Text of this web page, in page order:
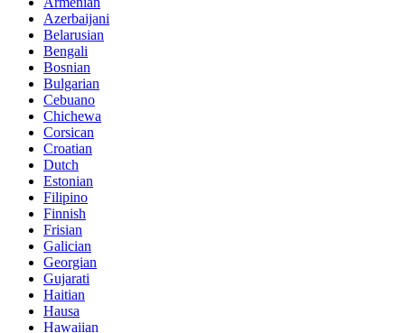
Azerbaijani
Belarusian
Bengali
Bosnian
Bulgarian
Cebuano
Chichewa
Corsican
Croatian
Dutch
Estonian
Filipino
Finnish
Frisian
Galician
Georgian
Gujarati
Haitian
Hausa
Hawaiian